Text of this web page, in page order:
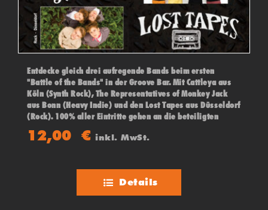
Entdecke gleich drei aufregende Bands beim ersten
"Battle of the Bands" in der Groove Bar. Mit Cattleya aus
Köln (Synth Rock), The Representatives of Monkey Jack
aus Bonn (Heavy Indie) und den Lost Tapes aus Düsseldorf
(Rock). 100% aller Eintritte gehen an die beteiligten
Bands! Das Publikum und eine Jury entscheiden über den
Sieger des Abends!
12,00€ inkl. MwSt.
Details